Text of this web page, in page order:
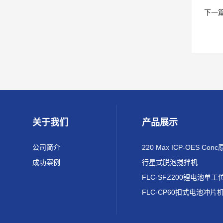
下一
关于我们
公司简介
成功案例
产品展示
行星式脱泡搅拌机
FLC-CP60扣式电池冲片